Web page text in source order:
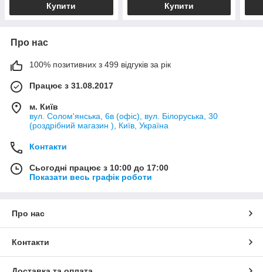
Купити Купити
Про нас
100% позитивних з 499 відгуків за рік
Працює з 31.08.2017
м. Київ
вул. Солом'янська, 6в (офіс), вул. Білоруська, 30
(роздрібний магазин ), Київ, Україна
Контакти
Сьогодні працює з 10:00 до 17:00
Показати весь графік роботи
Про нас
Контакти